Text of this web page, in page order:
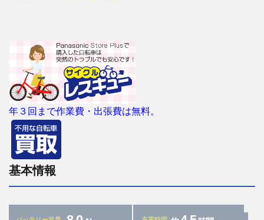
年３回まで作業費・出張費は無料。
基本情報